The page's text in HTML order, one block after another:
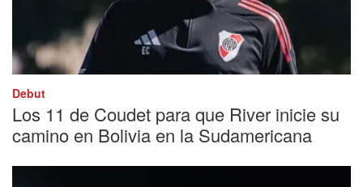
Debut
Los 11 de Coudet para que River inicie su
camino en Bolivia en la Sudamericana